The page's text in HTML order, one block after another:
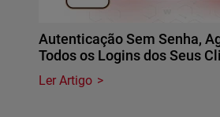
Autenticação Sem Senha,
Todos os Logins dos Seus
Ler Artigo